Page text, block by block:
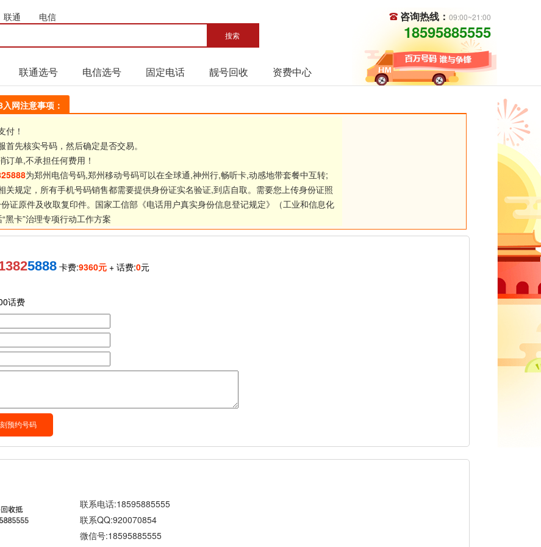
联通 电信 咨询热线： 09:00~21:00
18595885555
联通选号 电信选号 固定电话 靓号回收 资费中心
网注意事项：
付！
首先核实号码，然后确定是否交易。
订单,不承担任何费用！
为郑州电信号码,郑州移动号码可以在全球通,神州行,畅听卡,动感地带套餐中互转;
关规定，所有手机号码销售都需要提供身份证实名验证,到店自取。需要您上传身份证照
证原件及收取复印件。国家工信部《电话用户真实身份信息登记规定》（工业和信息化
“黑卡”治理专项行动工作方案
5888 卡费:9360元 + 话费:0元
话费
联系电话:18595885555
联系QQ:920070854
微信号:18595885555